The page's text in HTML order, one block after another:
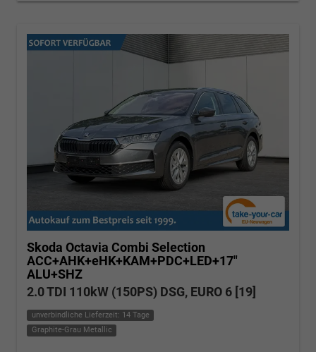
Skoda Octavia Combi Selection
ACC+AHK+eHK+KAM+PDC+LED+17"
ALU+SHZ
2.0 TDI 110kW (150PS) DSG, EURO 6 [19]
unverbindliche Lieferzeit: 14 Tage
Graphite-Grau Metallic